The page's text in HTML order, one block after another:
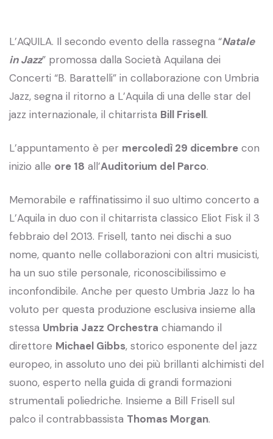
L’AQUILA. Il secondo evento della rassegna “Natale
in Jazz” promossa dalla Società Aquilana dei
Concerti “B. Barattelli” in collaborazione con Umbria
Jazz, segna il ritorno a L’Aquila di una delle star del
jazz internazionale, il chitarrista Bill Frisell.
L’appuntamento è per mercoledì 29 dicembre con
inizio alle ore 18 all’Auditorium del Parco.
Memorabile e raffinatissimo il suo ultimo concerto a
L’Aquila in duo con il chitarrista classico Eliot Fisk il 3
febbraio del 2013. Frisell, tanto nei dischi a suo
nome, quanto nelle collaborazioni con altri musicisti,
ha un suo stile personale, riconoscibilissimo e
inconfondibile. Anche per questo Umbria Jazz lo ha
voluto per questa produzione esclusiva insieme alla
stessa Umbria Jazz Orchestra chiamando il
direttore Michael Gibbs, storico esponente del jazz
europeo, in assoluto uno dei più brillanti alchimisti del
suono, esperto nella guida di grandi formazioni
strumentali poliedriche. Insieme a Bill Frisell sul
palco il contrabbassista Thomas Morgan.